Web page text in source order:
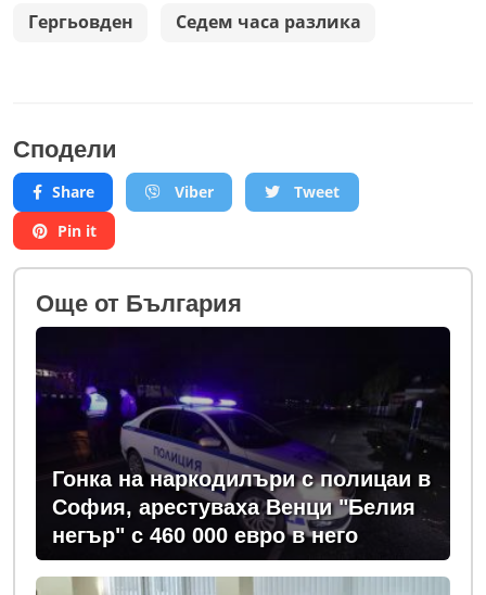
Гергьовден Седем часа разлика
Сподели
Share Viber
Tweet
Pin it
Oще от България
Гонка на наркодилъри с полицаи в
София, арестуваха Венци "Белия
негър" с 460 000 евро в него